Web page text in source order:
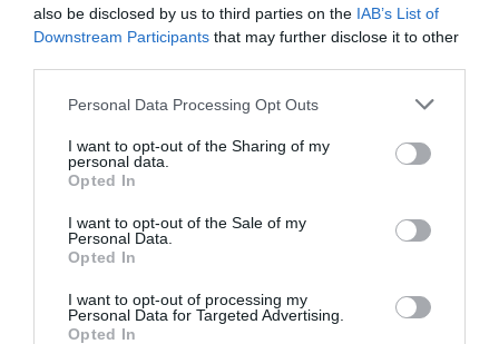
also be disclosed by us to third parties on the IAB’s List of
Downstream Participants that may further disclose it to other
Personal Data Processing Opt Outs
I want to opt-out of the Sharing of my
personal data.
Opted In
I want to opt-out of the Sale of my
Personal Data.
Opted In
I want to opt-out of processing my
Personal Data for Targeted Advertising.
Opted In
–